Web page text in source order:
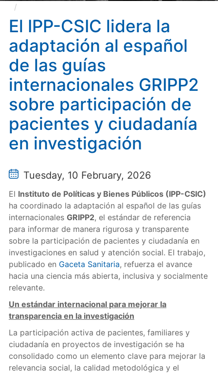
guías internacionales GRIPP2 sobre participación de
pacientes y ciudadanía en investigación
El IPP-CSIC lidera la
adaptación al español
de las guías
internacionales GRIPP2
sobre participación de
pacientes y ciudadanía
en investigación
Tuesday, 10 February, 2026
El Instituto de Políticas y Bienes Públicos (IPP-CSIC)
ha coordinado la adaptación al español de las guías
internacionales GRIPP2, el estándar de referencia
para informar de manera rigurosa y transparente
sobre la participación de pacientes y ciudadanía en
investigaciones en salud y atención social. El trabajo,
publicado en Gaceta Sanitaria, refuerza el avance
hacia una ciencia más abierta, inclusiva y socialmente
relevante.
Un estándar internacional para mejorar la
transparencia en la investigación
La participación activa de pacientes, familiares y
ciudadanía en proyectos de investigación se ha
consolidado como un elemento clave para mejorar la
relevancia social, la calidad metodológica y el